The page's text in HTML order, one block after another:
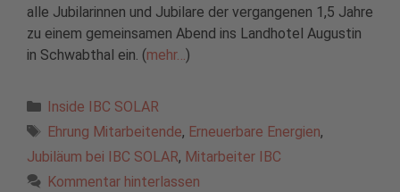
alle Jubilarinnen und Jubilare der vergangenen 1,5 Jahre
zu einem gemeinsamen Abend ins Landhotel Augustin
in Schwabthal ein. (mehr… )
Kategorien
Inside IBC SOLAR
Schlagwörter
Ehrung Mitarbeitende, Erneuerbare Energien,
Jubiläum bei IBC SOLAR, Mitarbeiter IBC
Kommentar hinterlassen